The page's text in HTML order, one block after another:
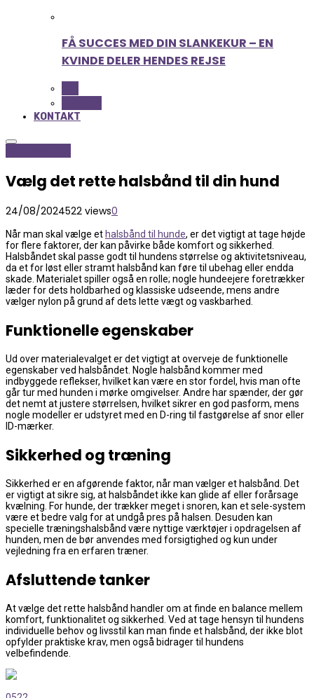
FÅ SUCCES MED DIN SLANKEKUR – EN
KVINDE DELER HENDES REJSE
KONTAKT
Vælg det rette halsbånd til din hund
24/08/2024522 views0
Når man skal vælge et halsbånd til hunde, er det vigtigt at tage højde
for flere faktorer, der kan påvirke både komfort og sikkerhed.
Halsbåndet skal passe godt til hundens størrelse og aktivitetsniveau,
da et for løst eller stramt halsbånd kan føre til ubehag eller endda
skade. Materialet spiller også en rolle; nogle hundeejere foretrækker
læder for dets holdbarhed og klassiske udseende, mens andre
vælger nylon på grund af dets lette vægt og vaskbarhed.
Funktionelle egenskaber
Ud over materialevalget er det vigtigt at overveje de funktionelle
egenskaber ved halsbåndet. Nogle halsbånd kommer med
indbyggede reflekser, hvilket kan være en stor fordel, hvis man ofte
går tur med hunden i mørke omgivelser. Andre har spænder, der gør
det nemt at justere størrelsen, hvilket sikrer en god pasform, mens
nogle modeller er udstyret med en D-ring til fastgørelse af snor eller
ID-mærker.
Sikkerhed og træning
Sikkerhed er en afgørende faktor, når man vælger et halsbånd. Det
er vigtigt at sikre sig, at halsbåndet ikke kan glide af eller forårsage
kvælning. For hunde, der trækker meget i snoren, kan et sele-system
være et bedre valg for at undgå pres på halsen. Desuden kan
specielle træningshalsbånd være nyttige værktøjer i opdragelsen af
hunden, men de bør anvendes med forsigtighed og kun under
vejledning fra en erfaren træner.
Afsluttende tanker
At vælge det rette halsbånd handler om at finde en balance mellem
komfort, funktionalitet og sikkerhed. Ved at tage hensyn til hundens
individuelle behov og livsstil kan man finde et halsbånd, der ikke blot
opfylder praktiske krav, men også bidrager til hundens
velbefindende.